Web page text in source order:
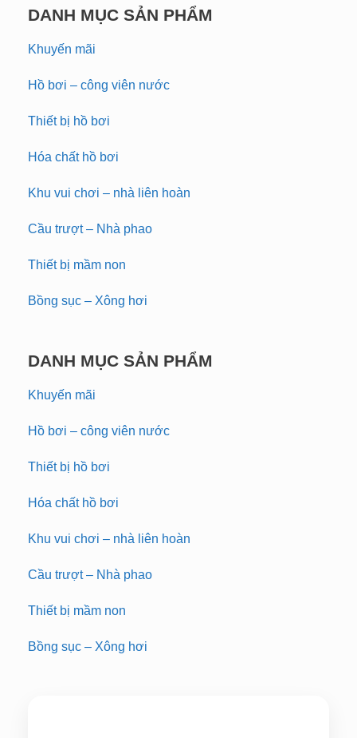
DANH MỤC SẢN PHẨM
Khuyến mãi
Hồ bơi – công viên nước
Thiết bị hồ bơi
Hóa chất hồ bơi
Khu vui chơi – nhà liên hoàn
Cầu trượt – Nhà phao
Thiết bị mầm non
Bồng sục – Xông hơi
DANH MỤC SẢN PHẨM
Khuyến mãi
Hồ bơi – công viên nước
Thiết bị hồ bơi
Hóa chất hồ bơi
Khu vui chơi – nhà liên hoàn
Cầu trượt – Nhà phao
Thiết bị mầm non
Bồng sục – Xông hơi